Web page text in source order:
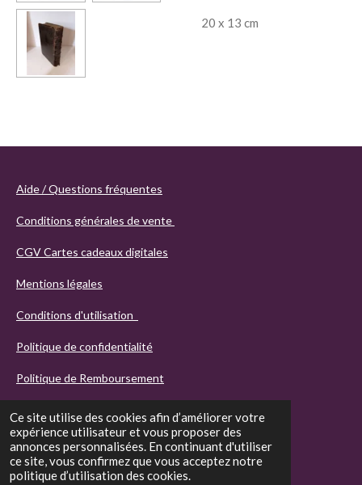
Ce site utilise des cookies afin d’améliorer votre
expérience utilisateur et vous proposer des
annonces personnalisées. En continuant d'utiliser
ce site, vous confirmez que vous acceptez notre
politique d’utilisation des cookies.
20 x 13 cm
Aide / Questions fréquentes
Conditions générales de vente
CGV Cartes cadeaux digitales
Mentions légales
Conditions d'utilisation
Politique de confidentialité
Politique de Remboursement